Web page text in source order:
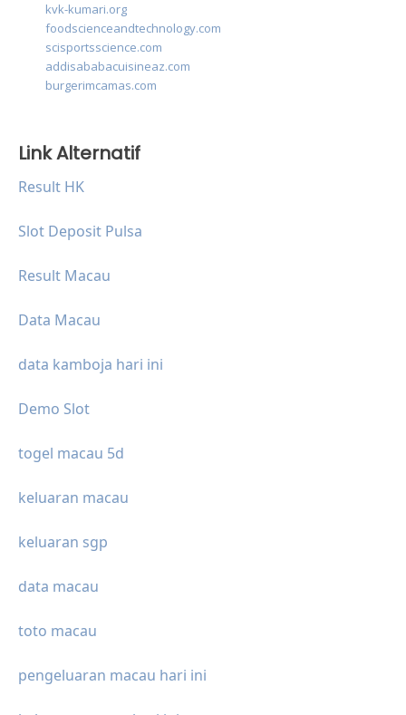
kvk-kumari.org
foodscienceandtechnology.com
scisportsscience.com
addisababacuisineaz.com
burgerimcamas.com
Link Alternatif
Result HK
Slot Deposit Pulsa
Result Macau
Data Macau
data kamboja hari ini
Demo Slot
togel macau 5d
keluaran macau
keluaran sgp
data macau
toto macau
pengeluaran macau hari ini